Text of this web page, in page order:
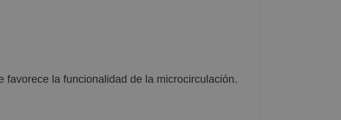
la funcionalidad de la microcirculación.